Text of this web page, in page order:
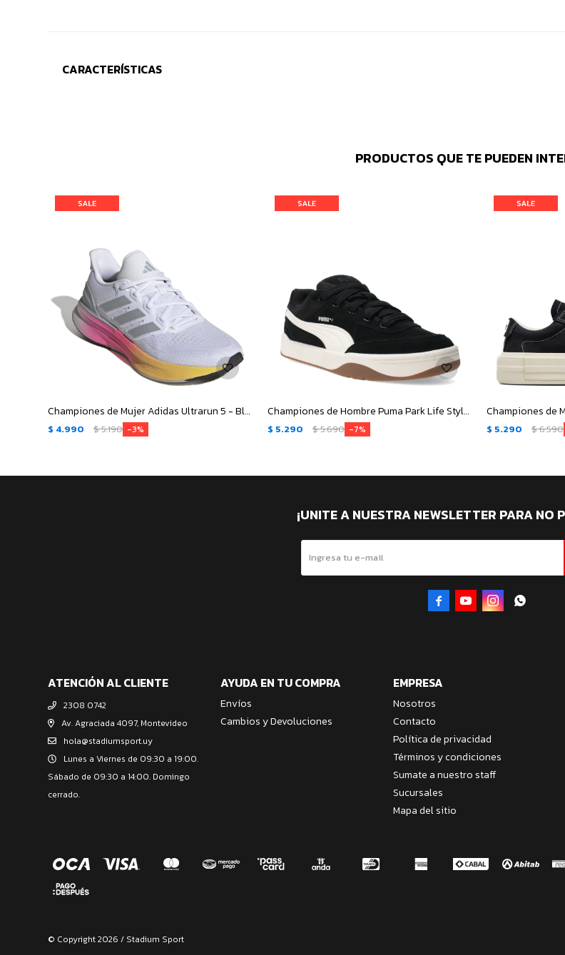
CARACTERÍSTICAS
PRODUCTOS QUE TE PUEDEN
Championes de Mujer Adidas Ultrarun 5 - Blanco - Gris
$ 4.990 $5.190 3
Championes de Hombre Puma Park Life Style SK8 - Negro - Beige Natural
$ 5.290 $5.690 7 $ 5.290 $6.590
ATENCIÓN AL CLIENTE
2308 0742
Av. Agraciada 4097, Montevideo
hola@stadiumsport.uy
Lunes a Viernes de 09:30 a 19:00.
Sábado de 09:30 a 14:00. Domingo
cerrado.
AYUDA EN TU COMPRA
Envíos
Cambios y Devoluciones
EMPRESA
Nosotros
Contacto
Política de privacidad
Términos y condiciones
Sumate a nuestro staff
Sucursales
Mapa del sitio
¡UNITE A NUESTRA NEWSLETTER PARA NO
   
© Copyright 2026 / Stadium Sport